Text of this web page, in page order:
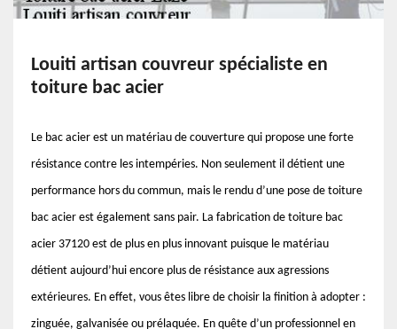
Louiti artisan couvreur spécialiste en
toiture bac acier
Le bac acier est un matériau de couverture qui propose une forte
résistance contre les intempéries. Non seulement il détient une
performance hors du commun, mais le rendu d’une pose de toiture
bac acier est également sans pair. La fabrication de toiture bac
acier 37120 est de plus en plus innovant puisque le matériau
détient aujourd’hui encore plus de résistance aux agressions
extérieures. En effet, vous êtes libre de choisir la finition à adopter :
zinguée, galvanisée ou prélaquée. En quête d’un professionnel en